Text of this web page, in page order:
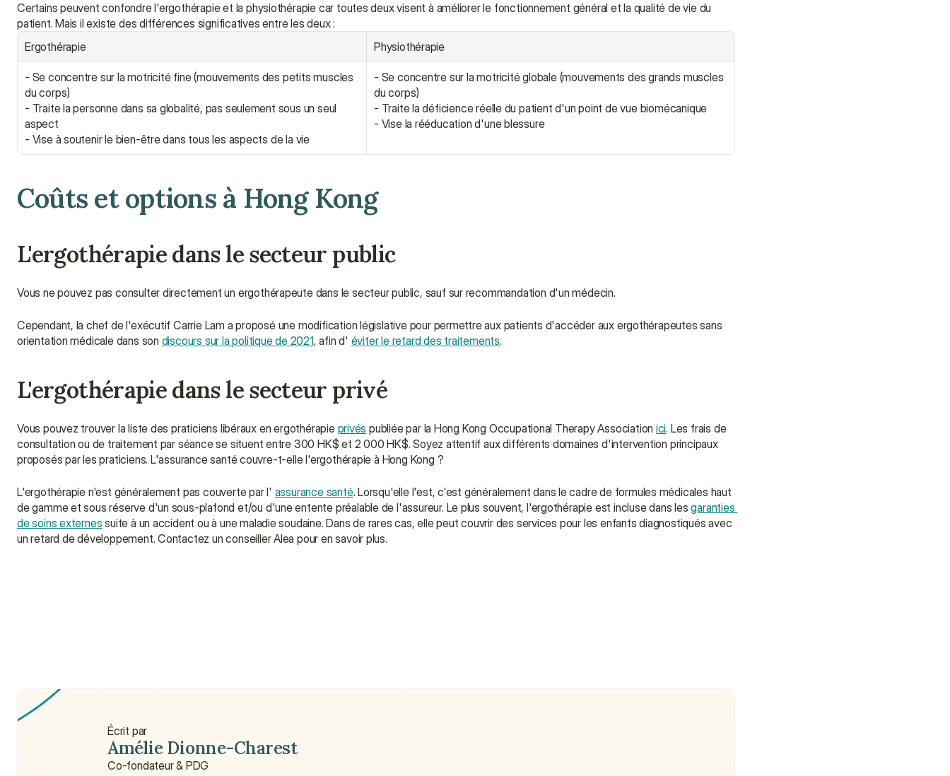
Certains peuvent confondre l'ergothérapie et la physiothérapie car toutes deux visent à améliorer le fonctionnement général et la qualité de vie du
patient. Mais il existe des différences significatives entre les deux :
Ergothérapie
Physiothérapie
- Se concentre sur la motricité fine (mouvements des petits muscles
du corps)
- Traite la personne dans sa globalité, pas seulement sous un seul
aspect
- Vise à soutenir le bien-être dans tous les aspects de la vie
- Se concentre sur la motricité globale (mouvements des grands muscles
du corps)
- Traite la déficience réelle du patient d'un point de vue biomécanique
- Vise la rééducation d'une blessure
Coûts et options à Hong Kong
L'ergothérapie dans le secteur public
Vous ne pouvez pas consulter directement un ergothérapeute dans le secteur public, sauf sur recommandation d'un médecin.
Cependant, la chef de l'exécutif Carrie Lam a proposé une modification législative pour permettre aux patients d'accéder aux ergothérapeutes sans
orientation médicale dans son discours sur la politique de 2021, afin d' éviter le retard des traitements.
L'ergothérapie dans le secteur privé
Vous pouvez trouver la liste des praticiens libéraux en ergothérapie privés publiée par la Hong Kong Occupational Therapy Association ici. Les frais de
consultation ou de traitement par séance se situent entre 300 HK$ et 2 000 HK$. Soyez attentif aux différents domaines d'intervention principaux
proposés par les praticiens. L'assurance santé couvre-t-elle l'ergothérapie à Hong Kong ?
L'ergothérapie n'est généralement pas couverte par l' assurance santé. Lorsqu'elle l'est, c'est généralement dans le cadre de formules médicales haut
de gamme et sous réserve d'un sous-plafond et/ou d'une entente préalable de l'assureur. Le plus souvent, l'ergothérapie est incluse dans les garanties
de soins externes suite à un accident ou à une maladie soudaine. Dans de rares cas, elle peut couvrir des services pour les enfants diagnostiqués avec
un retard de développement. Contactez un conseiller Alea pour en savoir plus.
Où puis-je trouver un ergothérapeute ?
Écrit par
Amélie Dionne-Charest
Co-fondateur & PDG